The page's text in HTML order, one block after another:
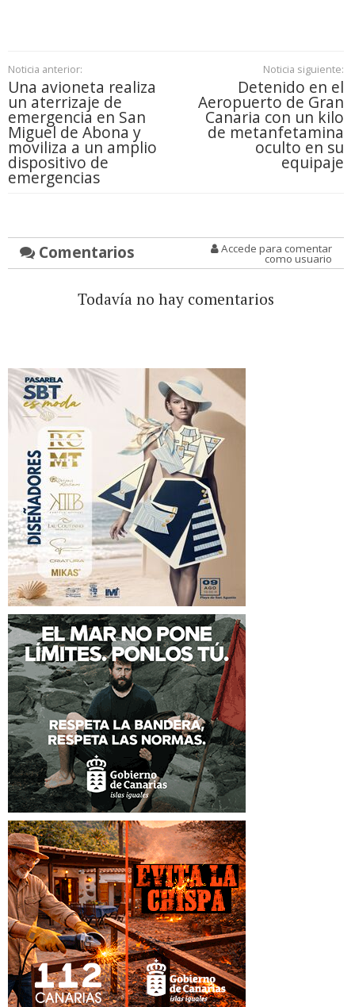
Noticia anterior:
Una avioneta realiza
un aterrizaje de
emergencia en San
Miguel de Abona y
moviliza a un amplio
dispositivo de
emergencias
Noticia siguiente:
Detenido en el
Aeropuerto de Gran
Canaria con un kilo
de metanfetamina
oculto en su
equipaje
Comentarios Accede para comentar
como usuario
Todavía no hay comentarios